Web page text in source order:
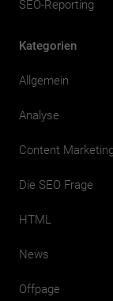
SEO-Reporting
Kategorien
Allgemein
Analyse
Content Marketing
Die SEO Frage
HTML
News
Offpage